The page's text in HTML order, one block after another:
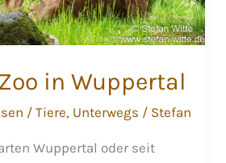
in Wuppertal
/Tiere, Unterwegs / Stefan
Wuppertal oder seit